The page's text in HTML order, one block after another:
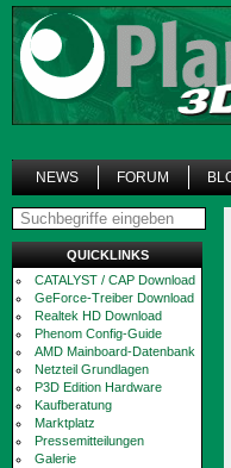
NEWS FORUM
QUICKLINKS
CATALYST / CAP Download
GeForce-Treiber Download
Realtek HD Download
Phenom Config-Guide
AMD Mainboard-Datenbank
Netzteil Grundlagen
P3D Edition Hardware
Kaufberatung
Marktplatz
Pressemitteilungen
Galerie